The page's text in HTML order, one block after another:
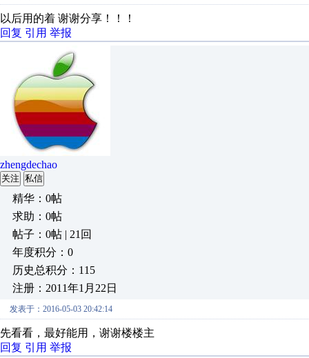
以后用的着 谢谢分享！！！
回复 引用 举报
zhengdechao
关注 私信
精华：0帖
求助：0帖
帖子：0帖 | 21回
年度积分：0
历史总积分：115
注册：2011年1月22日
发表于：2016-05-03 20:42:14
先看看，最好能用，谢谢楼楼主
回复 引用 举报